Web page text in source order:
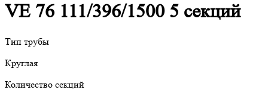
VE 76 111/396/1500 5 секций
Тип трубы
Круглая
Количество секций